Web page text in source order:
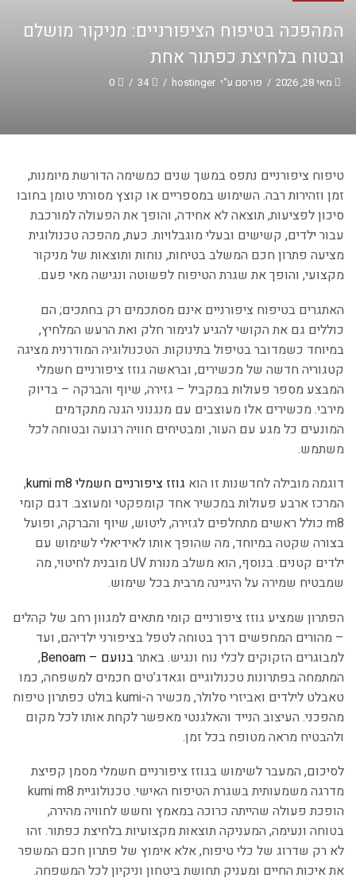
המהפכה בטיפוח הציפורניים: מניקור מושלם
ובטוח בלחיצת כפתור אחת
מאי 28, 2026 / פורסם ע"י hostinger
/
34
/
0
טיפוח ציפורניים נתפס במשך שנים כמשימה הדורשת מיומנות,
זמן וזהירות רבה. השימוש במספריים או קוצץ מסורתי טומן בחובו
סיכון לפציעות, תוצאה לא אחידה, והופך את הפעולה למורכבת
עבור ילדים, קשישים ובעלי מוגבלויות. כעת, מהפכה טכנולוגית
מציעה פתרון חכם המשלב בטיחות, נוחות ותוצאות של מניקור
מקצועי, והופך את שגרת הטיפוח לפשוטה ונגישה מאי פעם.
האתגרים בטיפוח ציפורניים אינם מסתכמים רק בחתכים; הם
כוללים גם את הקושי להגיע לגימור חלק ואת הרעש המלחיץ,
במיוחד כשמדובר בטיפול בתינוקות. הטכנולוגיה המודרנית מציגה
קטגוריה חדשה של מכשירים, ובראשה גוזז ציפורניים חשמלי
המבצע מספר פעולות במקביל – גזירה, שיוף והברקה – בדיוק
מירבי. מכשירים אלו מעוצבים עם מנגנוני הגנה מתקדמים
המונעים כל מגע עם העור, ומבטיחים חוויה רגועה ובטוחה לכל
משתמש.
דוגמה מובילה לחדשנות זו הוא גוזז ציפורניים חשמלי kumi m8
,
המרכז ארבע פעולות במכשיר אחד קומפקטי ומעוצב. דגם קומי
m8 כולל ראשים מתחלפים לגזירה, ליטוש, שיוף והברקה, ופועל
בצורה שקטה במיוחד, מה שהופך אותו לאידיאלי לשימוש עם
ילדים קטנים. בנוסף, הוא משלב מנורת UV מובנית לחיטוי, מה
שמבטיח שמירה על היגיינה מרבית בכל שימוש.
הפתרון שמציע גוזז ציפורניים קומי מתאים למגוון רחב של קהלים
– מהורים המחפשים דרך בטוחה לטפל בציפורני ילדיהם, ועד
למבוגרים הזקוקים לכלי נוח ונגיש. באתרבנועם – Benoam
,
המתמחה בפתרונות טכנולוגיים וגאדג’טים חכמים למשפחה, כמו
טאבלט לילדים ואביזרי סלולר, מכשיר ה-kumi בולט כפתרון טיפוח
מהפכני. העיצוב הנייד והאלגנטי מאפשר לקחת אותו לכל מקום
ולהבטיח מראה מטופח בכל זמן.
לסיכום, המעבר לשימוש בגוזז ציפורניים חשמלי מסמן קפיצת
מדרגה משמעותית בשגרת הטיפוח האישי. טכנולוגיית kumi m8
הופכת פעולה שהייתה כרוכה במאמץ וחשש לחוויה מהירה,
בטוחה ונעימה, המעניקה תוצאות מקצועיות בלחיצת כפתור. זהו
לא רק שדרוג של כלי טיפוח, אלא אימוץ של פתרון חכם המשפר
את איכות החיים ומעניק תחושת ביטחון וניקיון לכל המשפחה.